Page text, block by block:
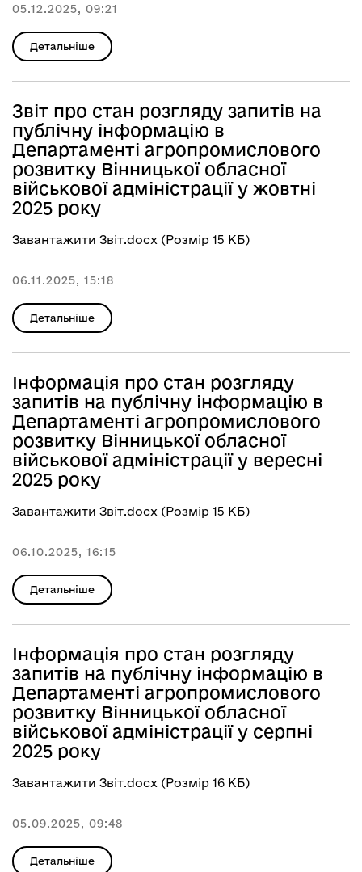
05.12.2025, 09:21
Детальніше
Звіт про стан розгляду запитів на
публічну інформацію в
Департаменті агропромислового
розвитку Вінницької обласної
військової адміністрації у жовтні
2025 року
Завантажити Звіт.docx (Розмір 15 КБ)
06.11.2025, 15:18
Детальніше
Інформація про стан розгляду
запитів на публічну інформацію в
Департаменті агропромислового
розвитку Вінницької обласної
військової адміністрації у вересні
2025 року
Завантажити Звіт.docx (Розмір 15 КБ)
06.10.2025, 16:15
Детальніше
Інформація про стан розгляду
запитів на публічну інформацію в
Департаменті агропромислового
розвитку Вінницької обласної
військової адміністрації у серпні
2025 року
Завантажити Звіт.docx (Розмір 16 КБ)
05.09.2025, 09:48
Детальніше